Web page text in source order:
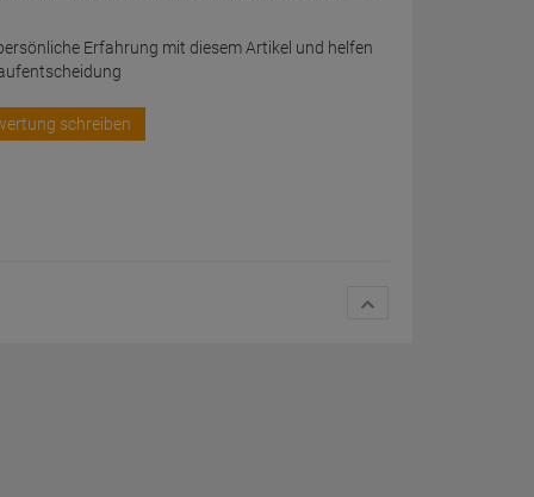
Erfahrung mit diesem Artikel und helfen
schreiben